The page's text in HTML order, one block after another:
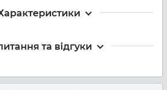
та відгуки